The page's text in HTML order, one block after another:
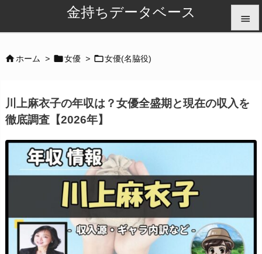
金持ちデータベース 


ホーム > 女優 > 女優(名脇役)
川上麻衣子の年収は？女優全盛期と現在の収入を
徹底調査【2026年】